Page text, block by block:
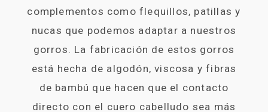
complementos como flequillos, patillas y
nucas que podemos adaptar a nuestros
gorros. La fabricación de estos gorros
está hecha de algodón, viscosa y fibras
de bambú que hacen que el contacto
directo con el cuero cabelludo sea más